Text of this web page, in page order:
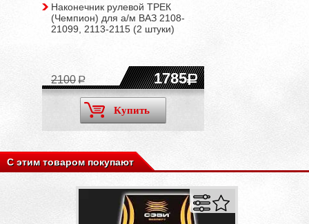
Наконечник рулевой ТРЕК
(Чемпион) для а/м ВАЗ 2108-
21099, 2113-2115 (2 штуки)
1785
2100
Купить
С этим товаром покупают